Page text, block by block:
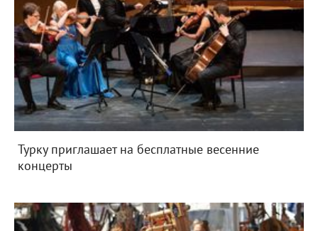
Турку приглашает на бесплатные весенние
концерты